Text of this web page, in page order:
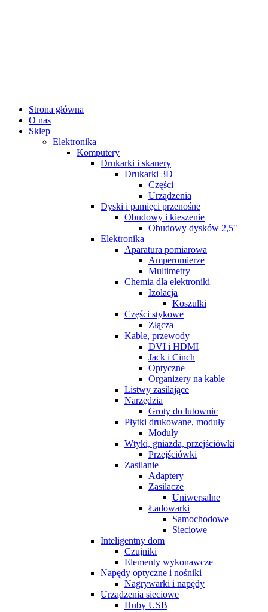
Strona główna
O nas
Sklep
Elektronika
Komputery
Drukarki i skanery
Drukarki 3D
Części
Urządzenia
Dyski i pamięci przenośne
Obudowy i kieszenie
Obudowy dysków 2,5"
Elektronika
Aparatura pomiarowa
Amperomierze
Multimetry
Chemia dla elektroniki
Izolacja
Koszulki
Części stykowe
Złącza
Kable, przewody
DVI i HDMI
Jack i Cinch
Optyczne
Organizery na kable
Listwy zasilające
Narzędzia
Groty do lutownic
Płytki drukowane, moduły
Moduły
Wtyki, gniazda, przejściówki
Przejściówki
Zasilanie
Adaptery
Zasilacze
Uniwersalne
Ładowarki
Samochodowe
Sieciowe
Inteligentny dom
Czujniki
Elementy wykonawcze
Napędy optyczne i nośniki
Nagrywarki i napędy
Urządzenia sieciowe
Huby USB